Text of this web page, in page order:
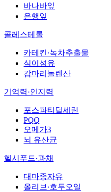
바나바잎
은행잎
콜레스테롤
카테킨·녹차추출물
식이섬유
감마리놀렌산
기억력·인지력
포스파티딜세린
PQQ
오메가3
뇌 유산균
헬시푸드·과채
대마종자유
올리브·호두오일